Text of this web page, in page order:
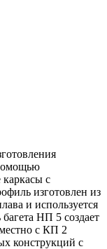
с
изготовлен из
и используется
НП 5 создает
с КП 2
конструкций с